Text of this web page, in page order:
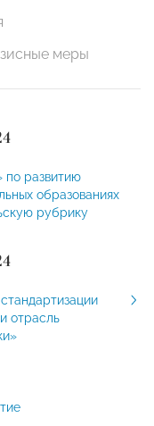
меры
развитию
образованиях
рубрику
отрасль